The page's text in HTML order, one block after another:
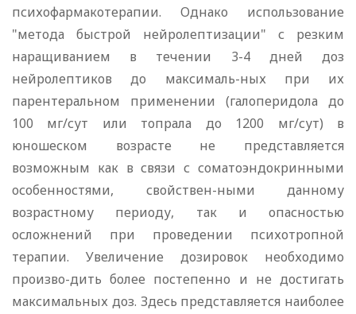
психофармакотерапии. Однако использование
"метода быстрой нейролептизации" с резким
наращиванием в течении 3-4 дней доз
нейролептиков до максималь-ных при их
парентеральном применении (галоперидола до
100 мг/сут или топрала до 1200 мг/сут) в
юношеском возрасте не представляется
возможным как в связи с соматоэндокринными
особенностями, свойствен-ными данному
возрастному периоду, так и опасностью
осложнений при проведении психотропной
терапии. Увеличение дозировок необходимо
произво-дить более постепенно и не достигать
максимальных доз. Здесь представляется наиболее